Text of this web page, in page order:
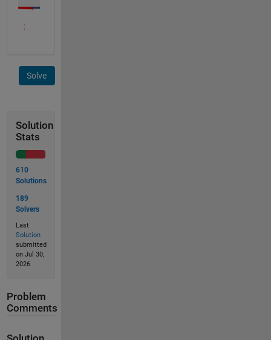
Solve
Solution
Stats
610
Solutions
189
Solvers
Last
Solution
submitted
on Jul 30,
2026
Problem
Comments